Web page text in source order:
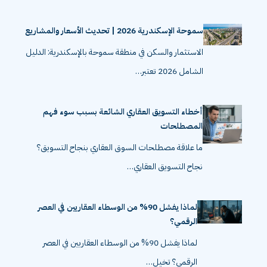
سموحة الإسكندرية 2026 | تحديث الأسعار والمشاريع
الاستثمار والسكن في منطقة سموحة بالإسكندرية: الدليل
الشامل 2026 تعتبر…
أخطاء التسويق العقاري الشائعة بسبب سوء فهم
المصطلحات
ما علاقة مصطلحات السوق العقاري بنجاح التسويق؟
نجاح التسويق العقاري…
لماذا يفشل 90% من الوسطاء العقاريين في العصر
الرقمي؟
لماذا يفشل 90% من الوسطاء العقاريين في العصر
الرقمي؟ تخيل…